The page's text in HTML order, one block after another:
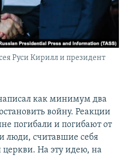
Руси Кирилл и президент
как минимум два
войну. Реакции
погибали и погибают от
люди, считавшие себя
церкви. На эту идею, на